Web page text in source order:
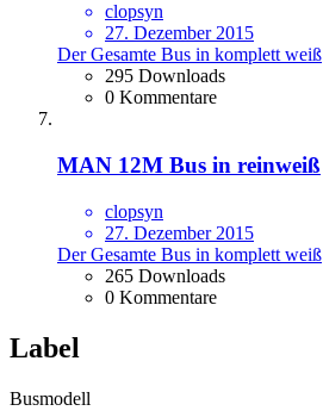
clopsyn
27. Dezember 2015
Der Gesamte Bus in komplett weiß
295 Downloads
0 Kommentare
MAN 12M Bus in reinweiß
clopsyn
27. Dezember 2015
Der Gesamte Bus in komplett weiß
265 Downloads
0 Kommentare
Label
Busmodell